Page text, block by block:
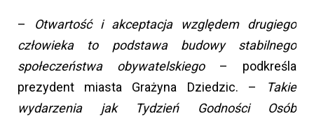
– Otwartość i akceptacja względem drugiego
człowieka to podstawa budowy stabilnego
społeczeństwa obywatelskiego – podkreśla
prezydent miasta Grażyna Dziedzic. –
Takie
wydarzenia jak Tydzień Godności Osób